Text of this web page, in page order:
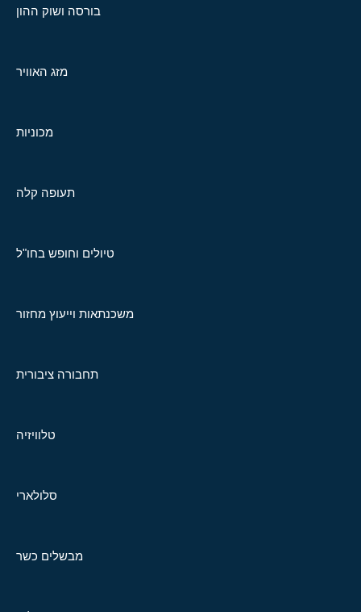
בורסה ושוק ההון
מזג האוויר
מכוניות
תעופה קלה
טיולים וחופש בחו"ל
משכנתאות וייעוץ מחזור
תחבורה ציבורית
טלוויזיה
סלולארי
מבשלים כשר